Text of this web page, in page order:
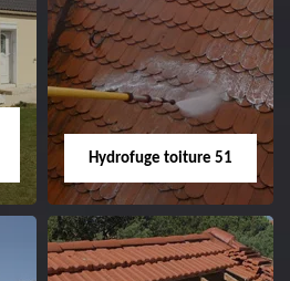
Habillage planche
de rive 51
Hydrofuge toiture 51